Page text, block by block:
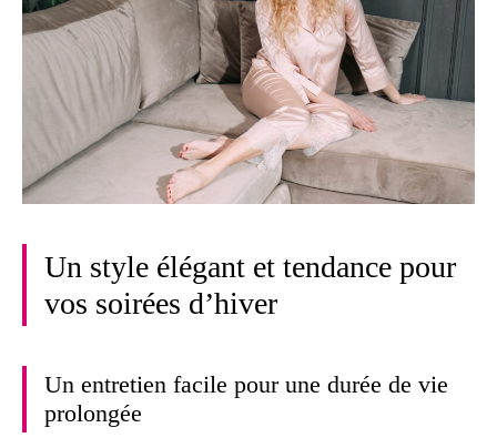
Un style élégant et tendance pour
vos soirées d’hiver
Un entretien facile pour une durée de vie
prolongée